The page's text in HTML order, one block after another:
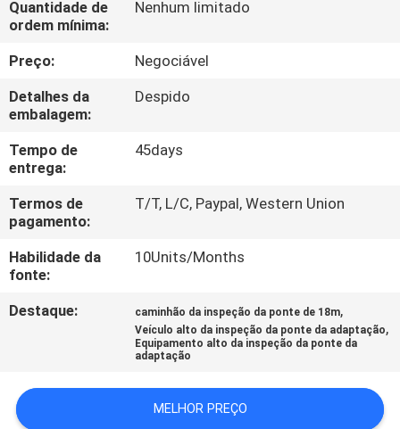
DA
QUALIDADE
CONTACTE-
NOS
NOTÍCIA
PEÇA
CITAÇÕES
MAPA
DO
Quantidade de
ordem mínima:
Nenhum limitado
Preço:
Negociável
Detalhes da
embalagem:
Despido
Tempo de
entrega:
45days
Termos de
pagamento:
T/T, L/C, Paypal, Western Union
Habilidade da
fonte:
10Units/Months
Destaque: caminhão da inspeção da ponte de 18m,
Veículo alto da inspeção da ponte da adaptação,
Equipamento alto da inspeção da ponte da
adaptação
MELHOR PREÇO